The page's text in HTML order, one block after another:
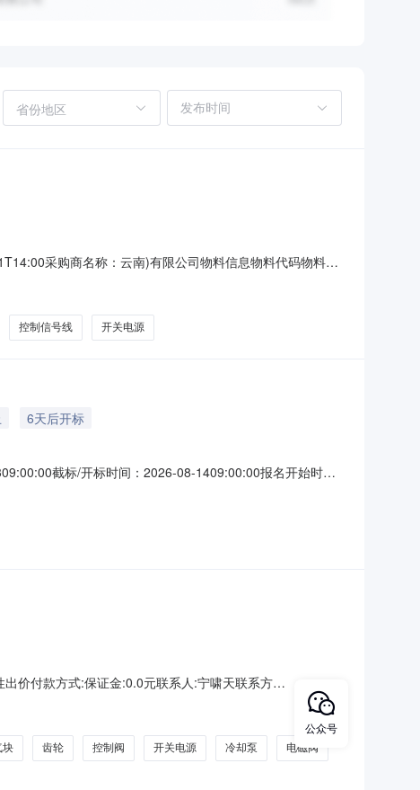
省份地区
采购商名称：云南)有限公司物料信息物料代码物料名
控制信号线 开关电源
6天后开标
截标/开标时间：2026-08-1409:00:00报名开始时
价付款方式:保证金:0.0元联系人:宁啸天联系方
件1.0件C620-1；2磁灯头机械设备、装置、元件其他机械
备、装置、元件其他机械设备及配件15.0个15
块 齿轮 控制阀 开关电源 冷却泵 电磁阀
公众号